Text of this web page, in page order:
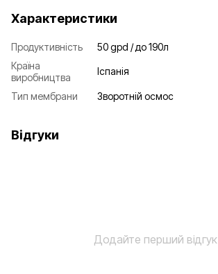
Характеристики
Продуктивність
50 gpd / до 190л
Країна
виробництва
Іспанія
Тип мембрани Зворотній осмос
Відгуки
Додайте перший відгук